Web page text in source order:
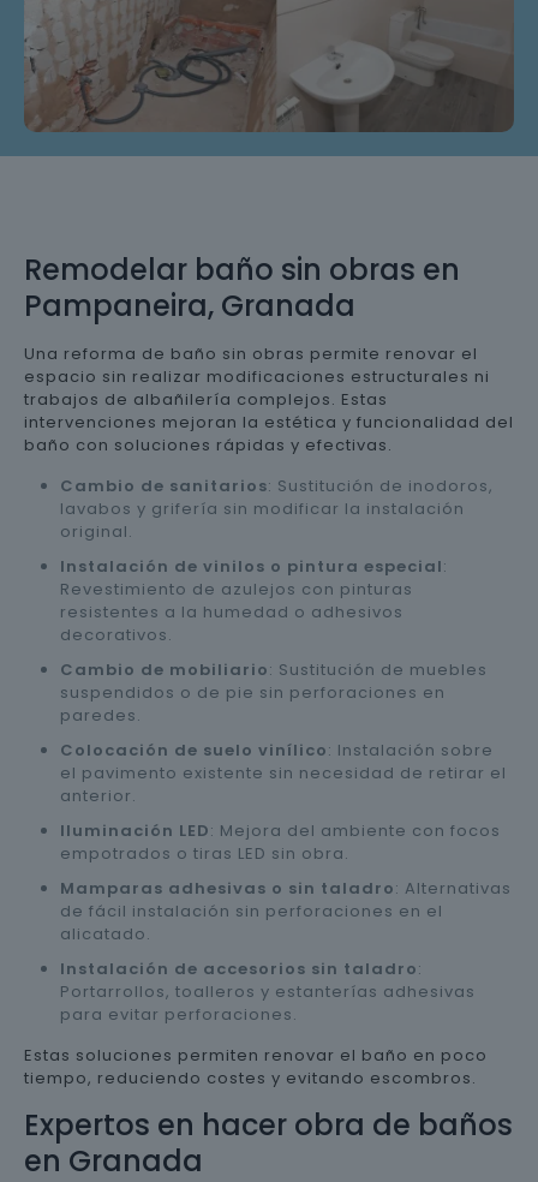
Remodelar baño sin obras en
Pampaneira, Granada
Una reforma de baño sin obras permite renovar el
espacio sin realizar modificaciones estructurales ni
trabajos de albañilería complejos. Estas
intervenciones mejoran la estética y funcionalidad del
baño con soluciones rápidas y efectivas.
Cambio de sanitarios: Sustitución de inodoros,
lavabos y grifería sin modificar la instalación
original.
Instalación de vinilos o pintura especial:
Revestimiento de azulejos con pinturas
resistentes a la humedad o adhesivos
decorativos.
Cambio de mobiliario: Sustitución de muebles
suspendidos o de pie sin perforaciones en
paredes.
Colocación de suelo vinílico: Instalación sobre
el pavimento existente sin necesidad de retirar el
anterior.
Iluminación LED: Mejora del ambiente con focos
empotrados o tiras LED sin obra.
Mamparas adhesivas o sin taladro: Alternativas
de fácil instalación sin perforaciones en el
alicatado.
Instalación de accesorios sin taladro:
Portarrollos, toalleros y estanterías adhesivas
para evitar perforaciones.
Estas soluciones permiten renovar el baño en poco
tiempo, reduciendo costes y evitando escombros.
Expertos en hacer obra de baños
en Granada